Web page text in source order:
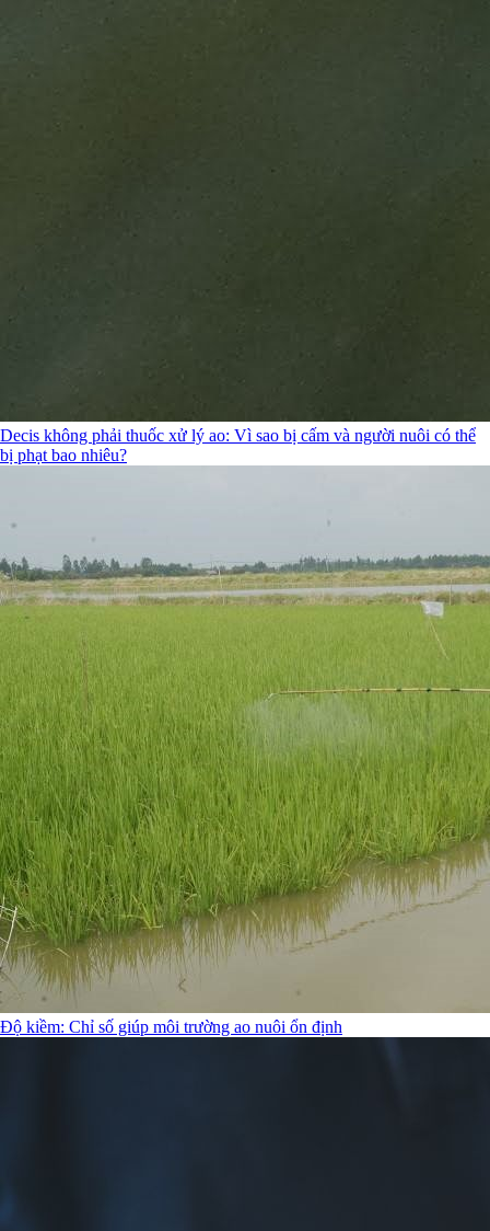
Decis không phải thuốc xử lý ao: Vì sao bị cấm và người nuôi có thể
bị phạt bao nhiêu?
Độ kiềm: Chỉ số giúp môi trường ao nuôi ổn định